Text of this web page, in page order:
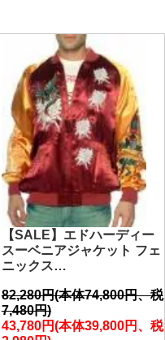
【SALE】エドハーディー
スーベニアジャケット フェ
ニックス…
82,280円(本体74,800円、税
7,480円)
43,780円(本体39,800円、税